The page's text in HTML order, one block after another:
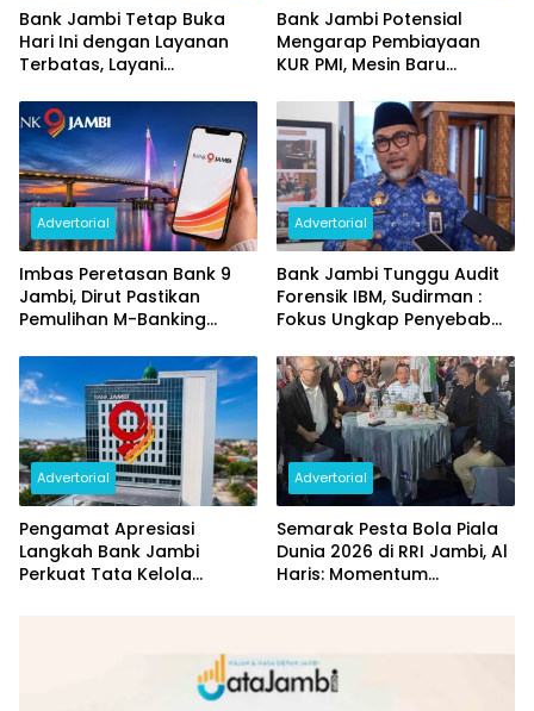
Bank Jambi Tetap Buka
Hari Ini dengan Layanan
Terbatas, Layani
dan Perubahan PIN
Bank Jambi Potensial
Mengarap Pembiayaan
KUR PMI, Mesin Baru
Daerah
Advertorial
Imbas Peretasan Bank 9
Jambi, Dirut Pastikan
Pemulihan M-Banking
Advertorial
Bank Jambi Tunggu Audit
Forensik IBM, Sudirman :
Fokus Ungkap Penyebab
Rp144 Miliar
Advertorial
Pengamat Apresiasi
Langkah Bank Jambi
Perkuat Tata Kelola
Advertorial
Semarak Pesta Bola Piala
Dunia 2026 di RRI Jambi, Al
Haris: Momentum